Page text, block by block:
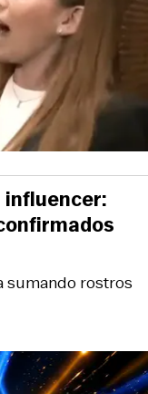
sumando rostros
influencer: